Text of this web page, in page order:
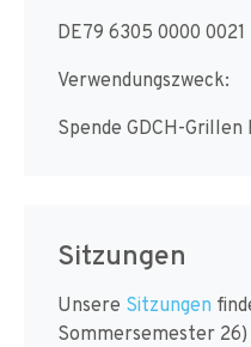
DE79 6305 0000 0021
Verwendungszweck:
Spende GDCH-
Sitzungen
Unsere Sitzungen
Sommersemester 26)